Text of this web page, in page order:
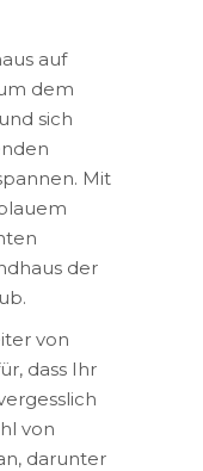
auf
dem
sich
Mit
der
von
dass Ihr
von
darunter